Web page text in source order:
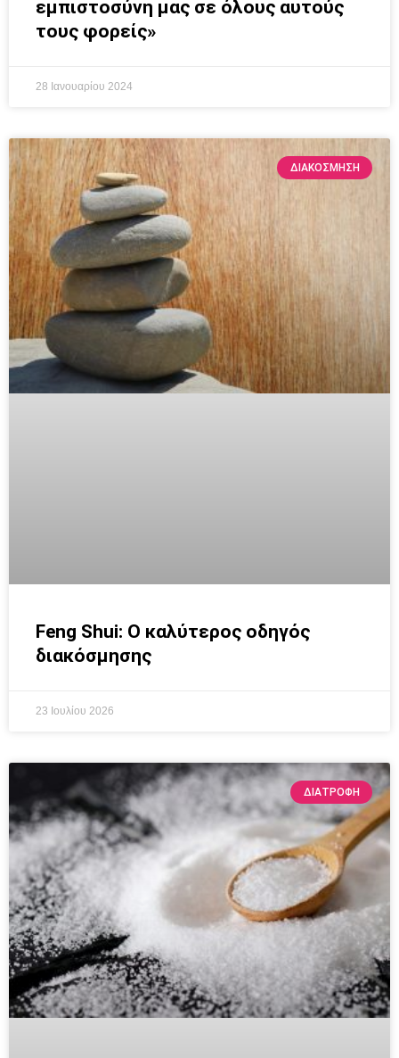
εμπιστοσύνη μας σε όλους αυτούς
τους φορείς»
28 Ιανουαρίου 2024
ΔΙΑΚΌΣΜΗΣΗ
Feng Shui: Ο καλύτερος οδηγός
διακόσμησης
23 Ιουλίου 2026
ΔΙΑΤΡΟΦΉ